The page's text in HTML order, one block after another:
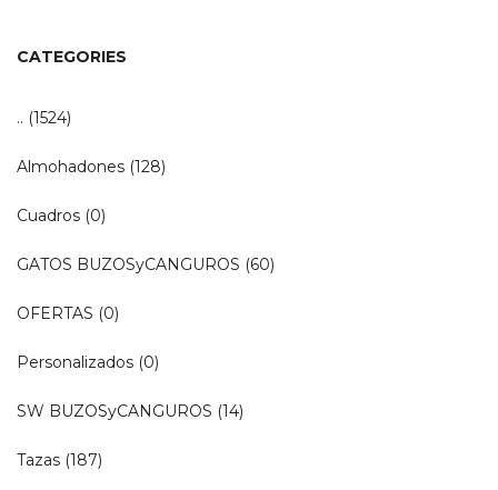
CATEGORIES
.. (1524)
Almohadones (128)
Cuadros (0)
GATOS BUZOSyCANGUROS (60)
OFERTAS (0)
Personalizados (0)
SW BUZOSyCANGUROS (14)
Tazas (187)